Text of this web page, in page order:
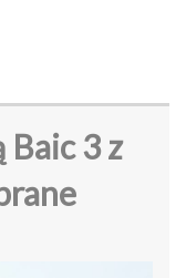
Baic 3 z